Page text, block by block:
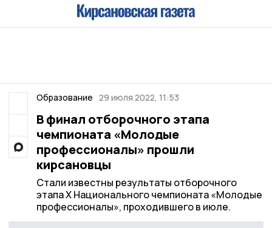
Образование 29 июля 2022, 11:53
В финал отборочного этапа
чемпионата «Молодые
профессионалы» прошли
кирсановцы
Стали известны результаты отборочного
этапа X Национального чемпионата «Молодые
профессионалы», проходившего в июле.